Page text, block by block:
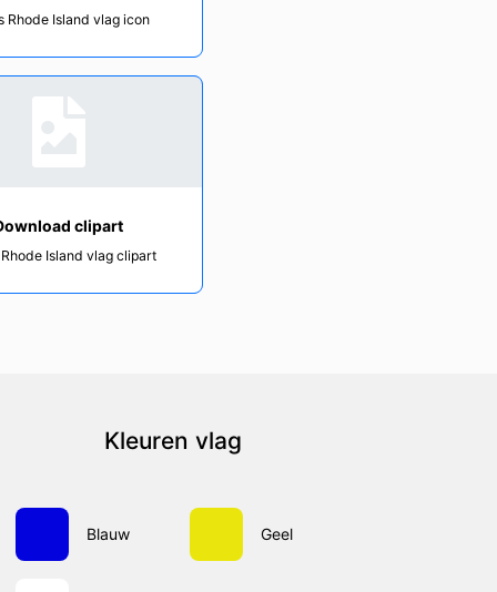
Rhode Island vlag icon
clipart
Island vlag clipart
Kleuren vlag
Blauw Geel